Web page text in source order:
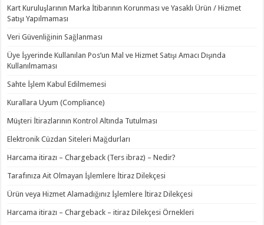
Kart Kuruluşlarının Marka İtibarının Korunması ve Yasaklı Ürün / Hizmet
Satışı Yapılmaması
Veri Güvenliğinin Sağlanması
Üye İşyerinde Kullanılan Pos’un Mal ve Hizmet Satışı Amacı Dışında
Kullanılmaması
Sahte İşlem Kabul Edilmemesi
Kurallara Uyum (Compliance)
Müşteri İtirazlarının Kontrol Altında Tutulması
Elektronik Cüzdan Siteleri Mağdurları
Harcama itirazı – Chargeback (Ters ibraz) – Nedir?
Tarafınıza Ait Olmayan İşlemlere İtiraz Dilekçesi
Ürün veya Hizmet Alamadığınız İşlemlere İtiraz Dilekçesi
Harcama itirazı – Chargeback – itiraz Dilekçesi Örnekleri